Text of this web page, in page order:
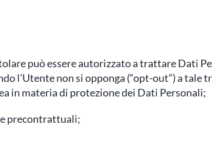
può essere autorizzato a trattare Dati
l’Utente non si opponga (“opt-out”) a tale
in materia di protezione dei Dati Personali;
precontrattuali;